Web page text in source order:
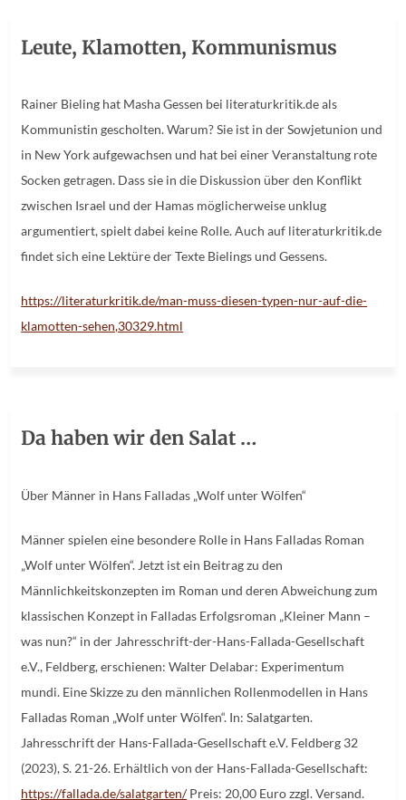
Leute, Klamotten, Kommunismus
Rainer Bieling hat Masha Gessen bei literaturkritik.de als
Kommunistin gescholten. Warum? Sie ist in der Sowjetunion und
in New York aufgewachsen und hat bei einer Veranstaltung rote
Socken getragen. Dass sie in die Diskussion über den Konflikt
zwischen Israel und der Hamas möglicherweise unklug
argumentiert, spielt dabei keine Rolle. Auch auf literaturkritik.de
findet sich eine Lektüre der Texte Bielings und Gessens.
https://literaturkritik.de/man-muss-diesen-typen-nur-auf-die-
klamotten-sehen,30329.html
Da haben wir den Salat …
Über Männer in Hans Falladas „Wolf unter Wölfen“
Männer spielen eine besondere Rolle in Hans Falladas Roman
„Wolf unter Wölfen“. Jetzt ist ein Beitrag zu den
Männlichkeitskonzepten im Roman und deren Abweichung zum
klassischen Konzept in Falladas Erfolgsroman „Kleiner Mann –
was nun?“ in der Jahresschrift-der-Hans-Fallada-Gesellschaft
e.V., Feldberg, erschienen: Walter Delabar: Experimentum
mundi. Eine Skizze zu den männlichen Rollenmodellen in Hans
Falladas Roman „Wolf unter Wölfen“. In: Salatgarten.
Jahresschrift der Hans-Fallada-Gesellschaft e.V. Feldberg 32
(2023), S. 21-26. Erhältlich von der Hans-Fallada-Gesellschaft:
https://fallada.de/salatgarten/Preis: 20,00 Euro zzgl. Versand.